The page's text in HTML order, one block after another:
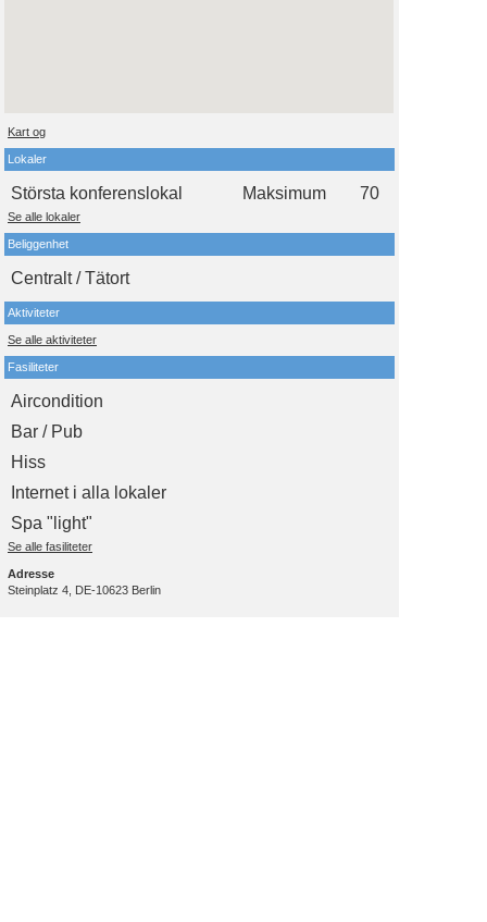
Kart og
Lokaler
Största konferenslokal Maksimum 70
Se alle lokaler
Beliggenhet
Centralt / Tätort
Aktiviteter
Se alle aktiviteter
Fasiliteter
Aircondition
Bar / Pub
Hiss
Internet i alla lokaler
Spa "light"
Se alle fasiliteter
Adresse
Steinplatz 4, DE-10623 Berlin